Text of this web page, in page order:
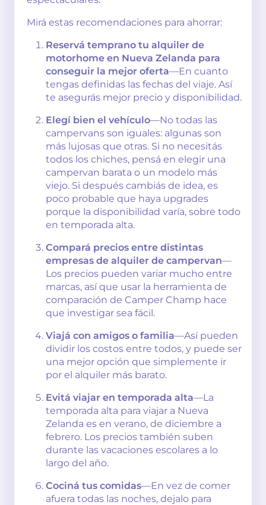
Mirá estas recomendaciones para ahorrar:
Reservá temprano tu alquiler de
motorhome en Nueva Zelanda para
conseguir la mejor oferta—En cuanto
tengas definidas las fechas del viaje. Así
te asegurás mejor precio y disponibilidad.
Elegí bien el vehículo—No todas las
campervans son iguales: algunas son
más lujosas que otras. Si no necesitás
todos los chiches, pensá en elegir una
campervan barata o un modelo más
viejo. Si después cambiás de idea, es
poco probable que haya upgrades
porque la disponibilidad varía, sobre todo
en temporada alta.
Compará precios entre distintas
empresas de alquiler de campervan—
Los precios pueden variar mucho entre
marcas, así que usar la herramienta de
comparación de Camper Champ hace
que investigar sea fácil.
Viajá con amigos o familia—Así pueden
dividir los costos entre todos, y puede ser
una mejor opción que simplemente ir
por el alquiler más barato.
Evitá viajar en temporada alta—La
temporada alta para viajar a Nueva
Zelanda es en verano, de diciembre a
febrero. Los precios también suben
durante las vacaciones escolares a lo
largo del año.
Cociná tus comidas—En vez de comer
afuera todas las noches, dejalo para